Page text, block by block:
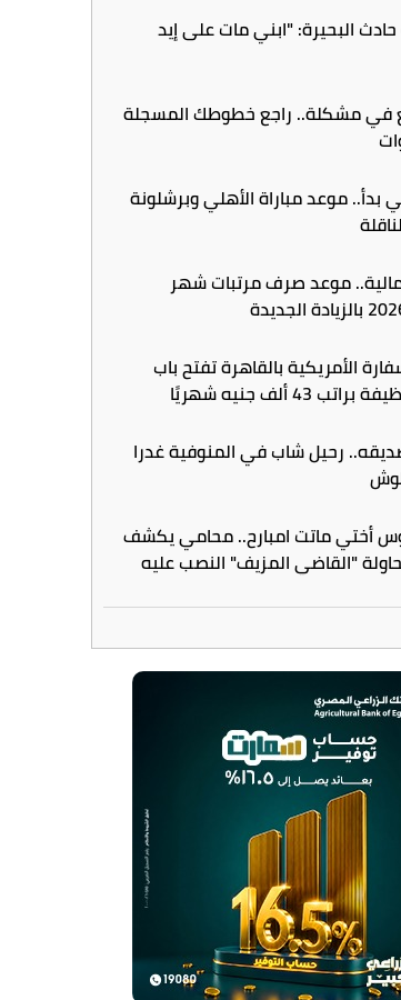
البحيرة: "ابني مات على إيد
في مشكلة.. راجع خطوطك المسجلة
بدأ.. موعد مباراة الأهلي وبرشلونة
موعد صرف مرتبات شهر
الأمريكية بالقاهرة تفتح باب
43 ألف جنيه شهريًا
رحيل شاب في المنوفية غدرا
أختي ماتت امبارح.. محامي يكشف
"القاضي المزيف" النصب عليه